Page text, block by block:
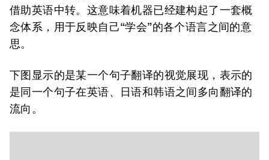
借助英语中转。这意味着机器已经建构起了一套概
念体系，用于反映自己“学会”的各个语言之间的意
思。
下图显示的是某一个句子翻译的视觉展现，表示的
是同一个句子在英语、日语和韩语之间多向翻译的
流向。